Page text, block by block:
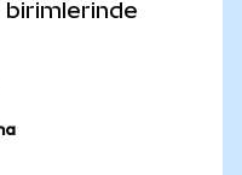
birimlerinde